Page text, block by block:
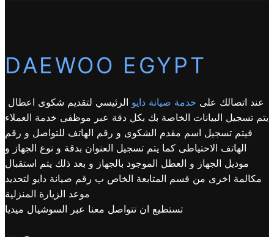
DAEWOO EGYPT
عند اتصالك على خدمة صيانة دايو الرئيسي لتقديم شكوى اعطال
يتم تسجيل البيانات الخاصة بك بكل دقة عبر موظفى خدمة العملاء
فيتم تسجيل اسم مقدم الشكوى و رقم الهاتف للتواصل و رقم
الهاتف الاحتياطى كما يتم تسجيل العنوان بدقة و نوع الجهاز و
موديل الجهاز و العطل الموجود بالجهاز و بعد ذلك يتم استقبال
مكالمة اخرى من قسم المتابعة الخاص ب رقم صيانة دايو لتحديد
موعد الزيارة المنزلية
تستطيع ان تتواصل معنا عبر السوشيال ميديا